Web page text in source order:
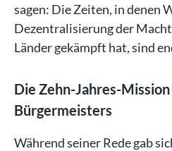
sagen: Die Zeiten, in denen
Dezentralisierung der
Länder gekämpft hat, sind
Die Zehn-Jahres-Mission
Bürgermeisters
Während seiner Rede gab